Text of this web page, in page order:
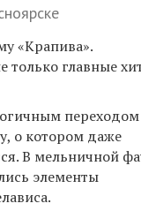
«Крапива».
только главные
переходом
о котором даже
В мельничной
элементы